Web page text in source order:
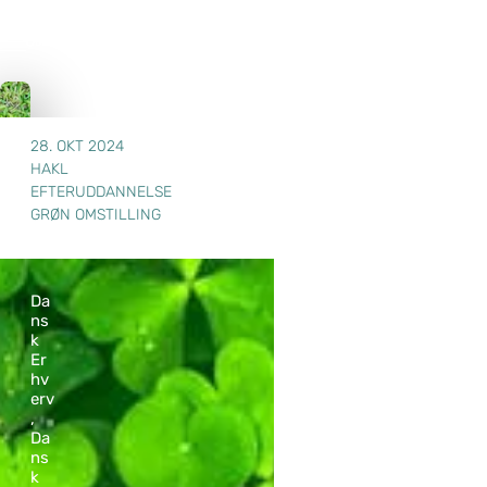
28. OKT 2024
HAKL
EFTERUDDANNELSE
GRØN OMSTILLING
Da
ns
k
Er
hv
erv
,
Da
ns
k